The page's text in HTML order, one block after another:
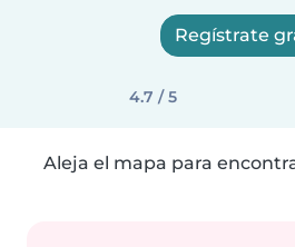
Regístrate
4.7 / 5
Aleja el mapa para